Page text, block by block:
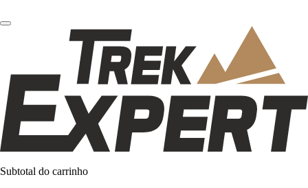
Subtotal do carrinho